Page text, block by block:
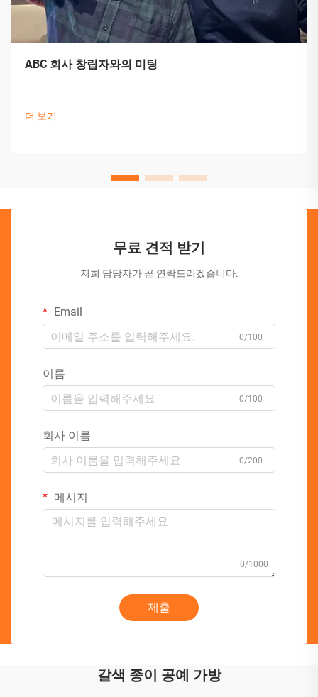
ABC 회사 창립자와의 미팅
더 보기
무료 견적 받기
저희 담당자가 곧 연락드리겠습니다.
Email
0/100
이름
0/100
회사 이름
0/200
메시지
0/1000
제출
갈색 종이 공예 가방